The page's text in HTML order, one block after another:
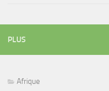
PLUS
Afrique